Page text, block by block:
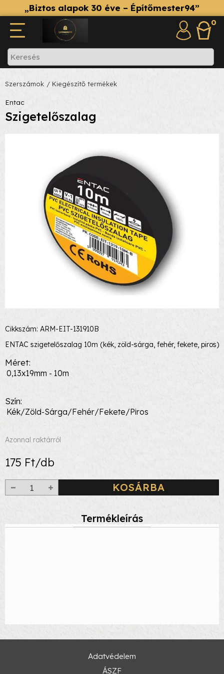
„Biztos alapok 30 éve – Építőmester94”
0
Szerszámok / Kiegészítő termékek
Entac
Szigetelőszalag
Cikkszám: ARM-EIT-131910B
ENTAC szigetelőszalag 10m (kék, zöld-sárga, fehér, fekete, piros)
Méret
0,13x19mm - 10m
Szín
Kék/Zöld-Sárga/Fehér/Fekete/Piros
Azonnal raktárról
175 Ft/db
KOSÁRBA
Termékleírás
Adatvédelem
ÁSZF